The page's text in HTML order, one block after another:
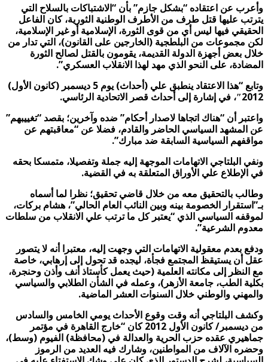
وأعرب عن اعتقاده “بشكل جازم” بأن “الاشتباكات بالسلاح التي
يترتب عليها قتل طرف من الأطرف الوطنية الثورية، كان الفاعل
الحقيقي فيها ليس أي من قوى الثورة، الإسلامية أو غير الإسلامية،
لكن مجموعات من البلطجية (الخارجين على القانون)، التي تدار من
خلال بعض أجهزة الدولة القديمة، يقومون بالقتل لصالح الثورة
المضادة، على النحو الذي مهد لهذا الانقلاب العسكري”.
وتابع “هذا الاعتقاد ينطبق علي (أحداث) يوم 5 ديسمبر (كانون الأول)
2012″، في إشارة إلى أحداث قصر الاتحادية الرئاسي.
واعتبر أن “هناك اتجاها لاصدار أحكام” ضده وآخرين؛ بقصد “تغييبهم”
عن المشهد السياسي الحاضر والقادم، فضلا عن “معاقبتهم عن
مواقفهم السياسية السابقة ضد مبارك”.
ونفي البلتاجي الاتهامات الموجهة إليه جملة وتفصيلا، متمسكا بحقه
في الإطلاع علي الأوراق المتعلقة به في القضية.
وطالب بالتحقيق معه من خلال قاضي تحقيق؛ نظرا لما أسماه
بـ”استقرار الخصومة بينه وبين النائب العام الحالي”، هشام بركات،
لموقفه السياسي الذي “يعتبر كل ما ترتب علي الانقلاب من سلطات
معدوم الشرعية”.
ودفع بعدم معقولية الاتهامات التي وجهت إليه، معتبرا أنه لا يتصور
عقل أن يستيقظ المجتمع فجأة، ليجده قد تحول إلى إرهابي، خاصة
مع النظر إلى مكانته العلمية (حيث يعمل كأستاذ أنف وأذن وحنجرة،
بكلية الطب، جامعة الأزهر)، وعمله في الشأن الطلابي والسياسي
والمهني والوطني خلال السنوات العشر الماضية.
وكشف البلتاجي أنه وقت وقوع الأحداث يومي الخامس والسادس
من ديسمبر/ كانون الأول 2012 كان “خارج القاهرة في مؤتمر
جماهيري عقده حزب الحرية والعدالة في (محافظة) الفيوم (وسط)،
وحضره الآلاف من المواطنين، وشارك فيه العديد من الرموز